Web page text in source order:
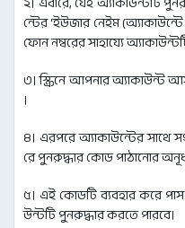
ন্টের ‘ইউজার নেইম
ফোন নম্বরের সাহায্যে
৩। স্ক্রিনে আপনার অ্যাকাউন্ট
।
৪। এরপরে অ্যাকাউন্টের সাথে
রে পুনরুদ্ধার কোড পাঠানোর
৫। এই কোডটি ব্যবহার করে
উন্টটি পুনরুদ্ধার করতে পারবে।